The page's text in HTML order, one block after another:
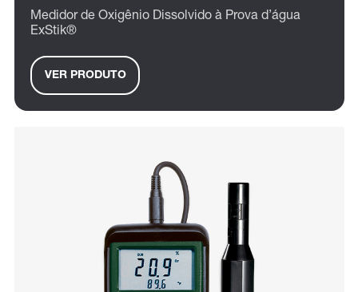
Medidor de Oxigênio Dissolvido à Prova d’água
ExStik®
VER PRODUTO